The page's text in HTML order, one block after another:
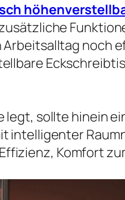
noch
legt, sollte hinein
intelligenter
Komfort